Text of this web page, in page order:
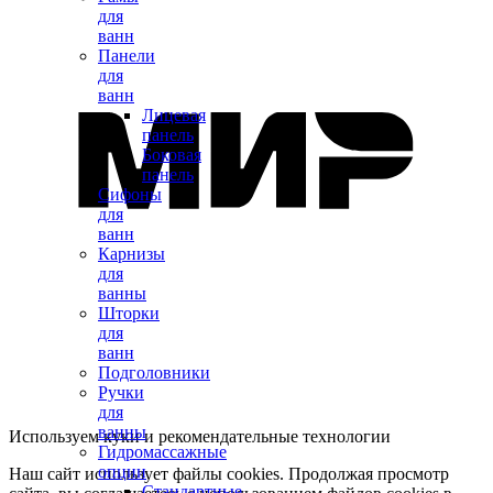
для
ванн
Панели
для
ванн
Лицевая
панель
Боковая
панель
Сифоны
для
ванн
Карнизы
для
ванны
Шторки
для
ванн
Подголовники
Ручки
для
ванны
Гидромассажные
опции
Используем куки и рекомендательные технологии
Наш сайт использует файлы cookies. Продолжая просмотр